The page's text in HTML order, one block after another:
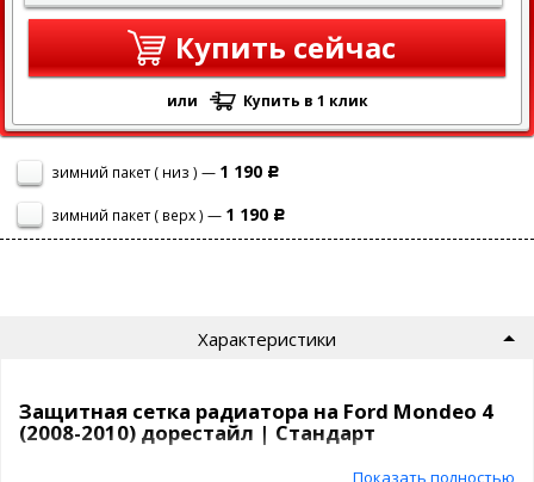
Купить сейчас
или Купить в 1 клик
зимний пакет ( низ ) — 1 190 Р
зимний пакет ( верх ) — 1 190 Р
Характеристики
Защитная сетка радиатора на Ford Mondeo 4
(2008-2010) дорестайл | Стандарт
Показать полностью